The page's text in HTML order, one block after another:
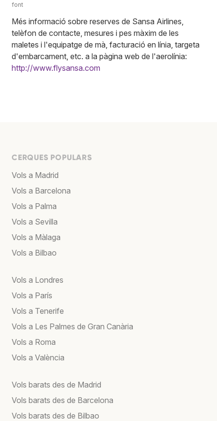
font
Més informació sobre reserves de Sansa Airlines,
telèfon de contacte, mesures i pes màxim de les
maletes i l'equipatge de mà, facturació en línia, targeta
d'embarcament, etc. a la pàgina web de l'aerolínia:
http://www.flysansa.com
CERQUES POPULARS
Vols a Madrid
Vols a Barcelona
Vols a Palma
Vols a Sevilla
Vols a Màlaga
Vols a Bilbao
Vols a Londres
Vols a París
Vols a Tenerife
Vols a Les Palmes de Gran Canària
Vols a Roma
Vols a València
Vols barats des de Madrid
Vols barats des de Barcelona
Vols barats des de Bilbao